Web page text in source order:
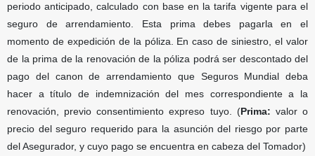
periodo anticipado, calculado con base en la tarifa vigente para el
seguro de arrendamiento. Esta prima debes pagarla en el
momento de expedición de la póliza. En caso de siniestro, el valor
de la prima de la renovación de la póliza podrá ser descontado del
pago del canon de arrendamiento que Seguros Mundial deba
hacer a título de indemnización del mes correspondiente a la
renovación, previo consentimiento expreso tuyo. (Prima: valor o
precio del seguro requerido para la asunción del riesgo por parte
del Asegurador, y cuyo pago se encuentra en cabeza del Tomador)